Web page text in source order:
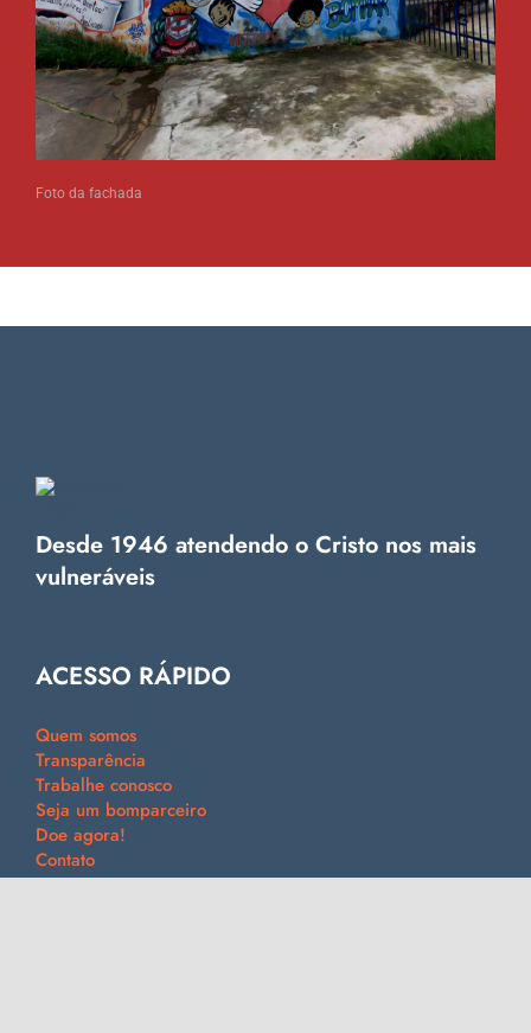
Foto da fachada
Desde 1946 atendendo o Cristo nos mais
vulneráveis
ACESSO RÁPIDO
Quem somos
Transparência
Trabalhe conosco
Seja um bomparceiro
Doe agora!
Contato